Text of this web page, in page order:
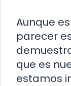
Aunque
parecer
que es
estamos